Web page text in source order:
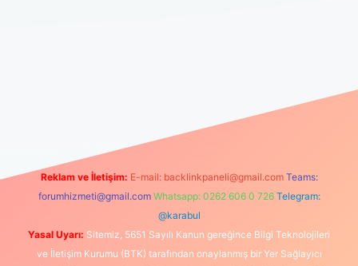
elexbetgiris.org
Reklam ve İletişim: E-mail: backlinkpaneli@gmail.com Teams:
forumhizmeti@gmail.com Whatsapp: 0262 606 0 726 Telegram:
@karabul
Yasal Uyarı: Sitemiz, 5651 Sayılı Kanun gereğince Bilgi Teknolojileri
ve İletişim Kurumu (BTK) tarafından onaylanmış bir Yer Sağlayıcı